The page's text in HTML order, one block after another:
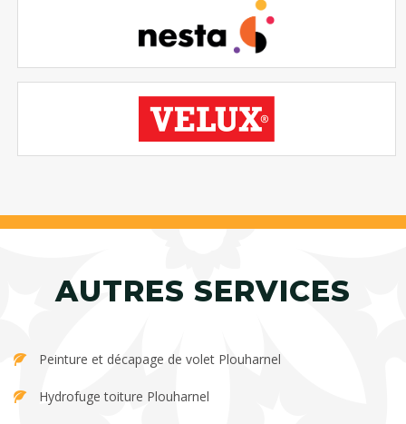
AUTRES SERVICES
Peinture et décapage de volet Plouharnel
Hydrofuge toiture Plouharnel